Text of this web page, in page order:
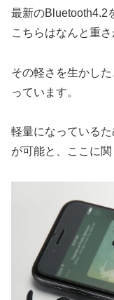
最新のBluetooth4.2
こちらはなんと重
その軽さを生かし
っています。
軽量になっている
が可能と、ここに